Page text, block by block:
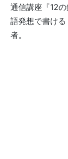
通信講座『12
語発想で書け
者。